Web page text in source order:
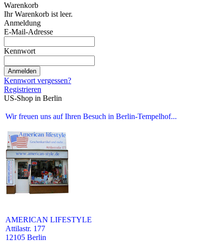
Warenkorb
Ihr Warenkorb ist leer.
Anmeldung
E-Mail-Adresse
Kennwort
Anmelden
Kennwort vergessen?
Registrieren
US-Shop in Berlin
Wir freuen uns auf Ihren Besuch in Berlin-Tempelhof...
AMERICAN LIFESTYLE
Attilastr. 177
12105 Berlin